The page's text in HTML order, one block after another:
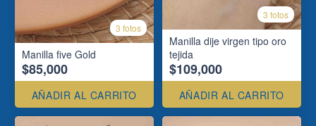
3 fotos
Manilla five Gold
$85,000
AÑADIR AL CARRITO
3 fotos
Manilla dije virgen tipo oro
tejida
$109,000
AÑADIR AL CARRITO